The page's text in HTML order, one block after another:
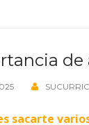
sacarte